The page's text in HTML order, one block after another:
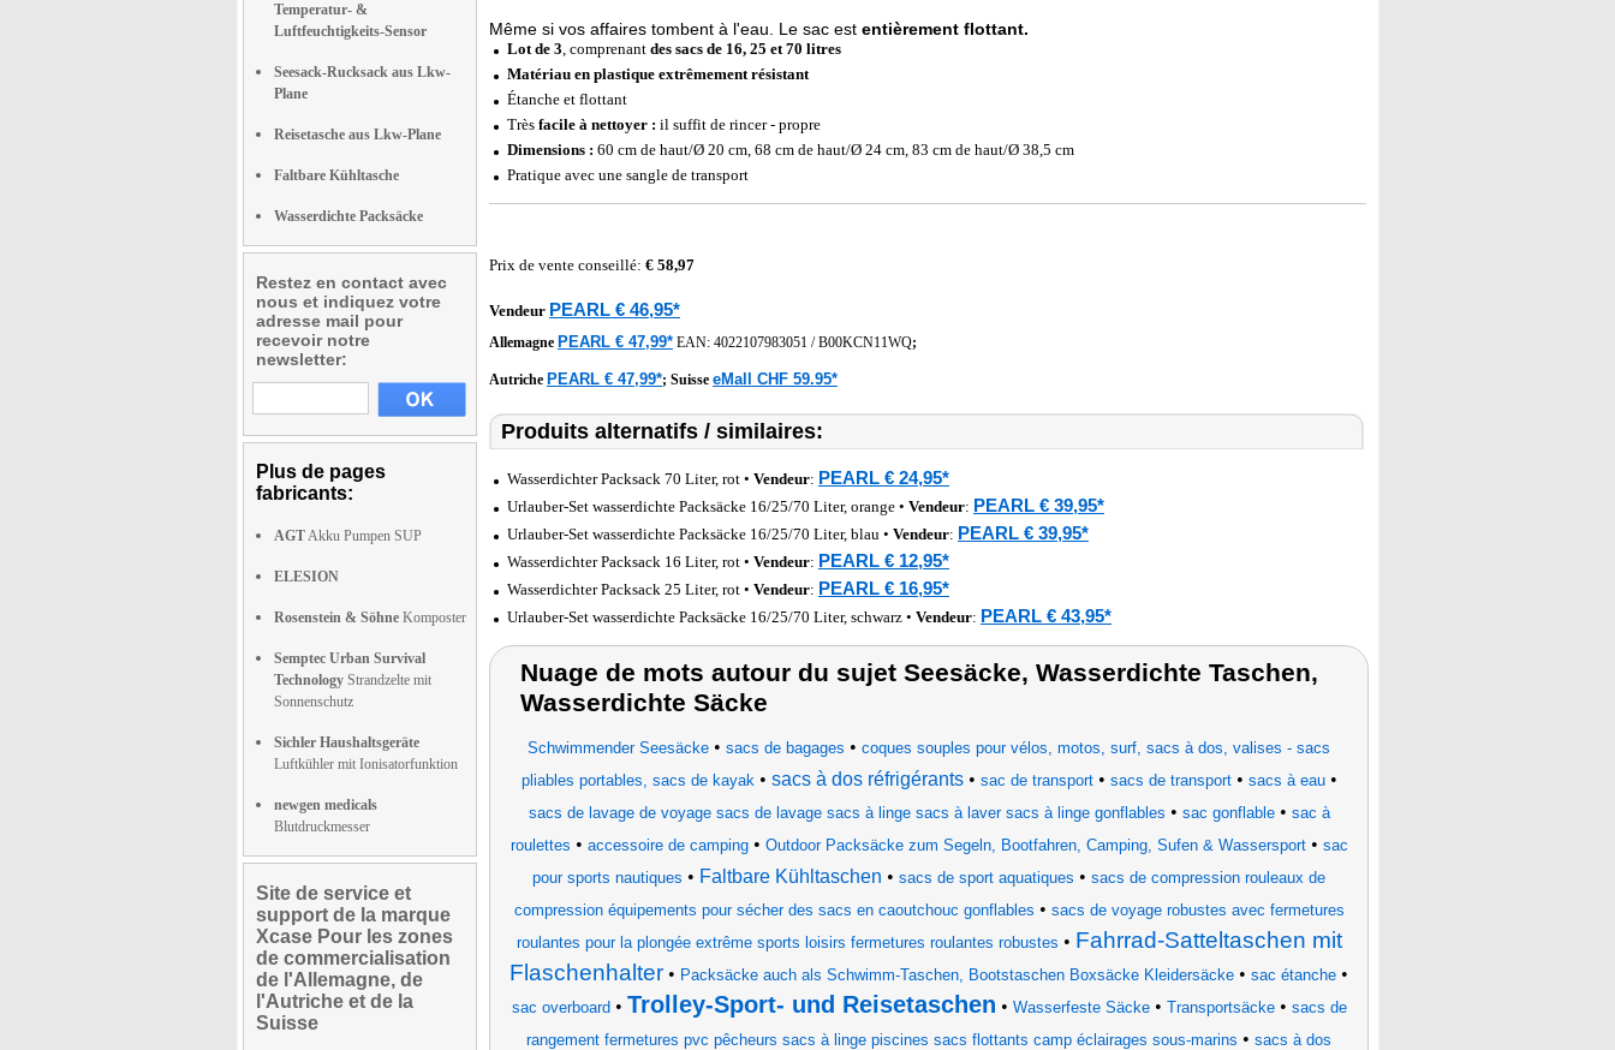
Temperatur- &
Luftfeuchtigkeits-Sensor
Seesack-Rucksack aus Lkw-
Plane
Reisetasche aus Lkw-Plane
Faltbare Kühltasche
Wasserdichte Packsäcke
Restez en contact avec
nous et indiquez votre
adresse mail pour
recevoir notre
newsletter:
Plus de pages
fabricants:
AGTAkku Pumpen SUP
ELESION
Rosenstein & Söhne Komposter
Semptec Urban Survival
Technology Strandzelte mit
Sonnenschutz
Sichler Haushaltsgeräte
Luftkühler mit Ionisatorfunktion
newgen medicals
Blutdruckmesser
Site de service et
support de la marque
Xcase Pour les zones
de commercialisation
de l'Allemagne, de
l'Autriche et de la
Suisse
Même si vos affaires tombent à l'eau. Le sac est entièrement flottant.
Lot de 3, comprenant des sacs de 16, 25 et 70 litres
Matériau en plastique extrêmement résistant
Étanche et flottant
Très facile à nettoyer : il suffit de rincer - propre
Dimensions : 60 cm de haut/Ø 20 cm, 68 cm de haut/Ø 24 cm, 83 cm de haut/Ø 38,5 cm
Pratique avec une sangle de transport
Prix de vente conseillé: € 58,97
Vendeur PEARL € 46,95*
Allemagne PEARL € 47,99* EAN: 4022107983051 /B00KCN11WQ;
Autriche PEARL € 47,99*; Suisse eMall CHF 59.95*
Produits alternatifs / similaires:
Wasserdichter Packsack 70 Liter, rot • Vendeur: PEARL € 24,95*
Urlauber-Set wasserdichte Packsäcke 16/25/70 Liter, orange • Vendeur: PEARL € 39,95*
Urlauber-Set wasserdichte Packsäcke 16/25/70 Liter, blau • Vendeur: PEARL € 39,95*
Wasserdichter Packsack 16 Liter, rot • Vendeur: PEARL € 12,95*
Wasserdichter Packsack 25 Liter, rot • Vendeur: PEARL € 16,95*
Urlauber-Set wasserdichte Packsäcke 16/25/70 Liter, schwarz • Vendeur: PEARL € 43,95*
Nuage de mots autour du sujet Seesäcke, Wasserdichte Taschen,
Wasserdichte Säcke
Schwimmender Seesäcke • sacs de bagages • coques souples pour vélos, motos, surf, sacs à dos, valises - sacs
pliables portables, sacs de kayak • sacs à dos réfrigérants• sac de transport• sacs de transport• sacs à eau•
sacs de lavage de voyage sacs de lavage sacs à linge sacs à laver sacs à linge gonflables • sac gonflable• sac à
roulettes • accessoire de camping• Outdoor Packsäcke zum Segeln, Bootfahren, Camping, Sufen & Wassersport• sac
pour sports nautiques • Faltbare Kühltaschen • sacs de sport aquatiques • sacs de compression rouleaux de
compression équipements pour sécher des sacs en caoutchouc gonflables • sacs de voyage robustes avec fermetures
roulantes pour la plongée extrême sports loisirs fermetures roulantes robustes • Fahrrad-Satteltaschen mit
Flaschenhalter • Packsäcke auch als Schwimm-Taschen, Bootstaschen Boxsäcke Kleidersäcke • sac étanche •
sac overboard• Trolley-Sport- und Reisetaschen • Wasserfeste Säcke• Transportsäcke• sacs de
rangement fermetures pvc pêcheurs sacs à linge piscines sacs flottants camp éclairages sous-marins • sacs à dos